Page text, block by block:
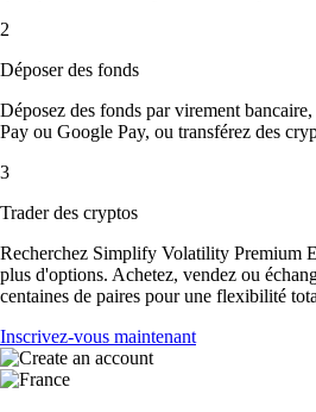
2
Déposer des fonds
Déposez des fonds par virement
Pay ou Google Pay, ou transférez des
3
Trader des cryptos
Recherchez Simplify Volatility Premium
plus d'options. Achetez, vendez ou
centaines de paires pour une flexibilité
Inscrivez-vous maintenant